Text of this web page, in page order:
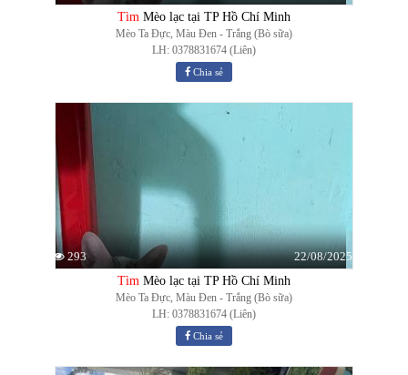
Tìm Mèo lạc tại TP Hồ Chí Minh
Mèo Ta Đực, Màu Đen - Trắng (Bò sữa)
LH: 0378831674 (Liên)
Chia sẻ
293
22/08/2025
Tìm Mèo lạc tại TP Hồ Chí Minh
Mèo Ta Đực, Màu Đen - Trắng (Bò sữa)
LH: 0378831674 (Liên)
Chia sẻ